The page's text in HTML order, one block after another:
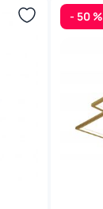
- 50 %